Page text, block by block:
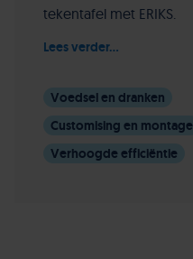
tekentafel met ERIKS.
Lees verder...
Voedsel en dranken
Customising en montage
Verhoogde efficiëntie